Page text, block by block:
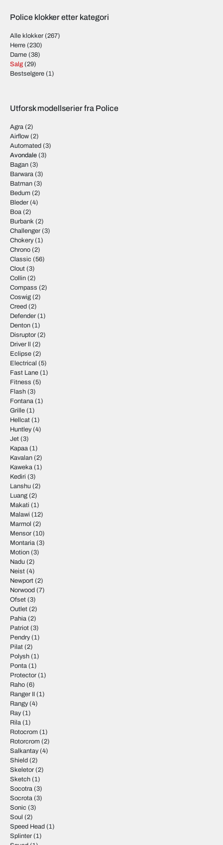
Police klokker etter kategori
Alle klokker (267)
Herre (230)
Dame (38)
Salg (29)
Bestselgere (1)
Utforsk modellserier fra Police
Agra (2)
Airflow (2)
Automated (3)
Avondale (3)
Bagan (3)
Barwara (3)
Batman (3)
Bedum (2)
Bleder (4)
Boa (2)
Burbank (2)
Challenger (3)
Chokery(1)
Chrono (2)
Classic (56)
Clout (3)
Collin (2)
Compass (2)
Coswig (2)
Creed (2)
Defender (1)
Denton (1)
Disruptor (2)
Driver ll
(2)
Eclipse (2)
Electrical (5)
Fast Lane (1)
Fitness (5)
Flash (3)
Fontana (1)
Grille (1)
Hellcat (1)
Huntley(4)
Jet (3)
Kapaa (1)
Kavalan (2)
Kaweka (1)
Kediri (3)
Lanshu (2)
Luang (2)
Makati (1)
Malawi (12)
Marmol (2)
Mensor (10)
Montaria (3)
Motion (3)
Nadu (2)
Neist (4)
Newport (2)
Norwood (7)
Ofset (3)
Outlet (2)
Pahia (2)
Patriot (3)
Pendry(1)
Pilat (2)
Polysh (1)
Ponta (1)
Protector (1)
Raho (6)
Ranger II (1)
Rangy(4)
Ray(1)
Rila (1)
Rotocrom (1)
Rotorcrom (2)
Salkantay(4)
Shield (2)
Skeletor (2)
Sketch (1)
Socotra (3)
Socrota (3)
Sonic (3)
Soul (2)
Speed Head (1)
Splinter (1)